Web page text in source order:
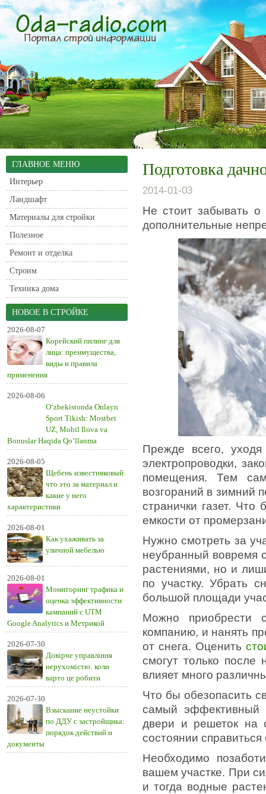
ГЛАВНОЕ МЕНЮ
Интерьер
Ландшафт
Материалы для стройки
Полезное
Ремонт и отделка
Строим
Техника дома
НОВОЕ В СТРОЙКЕ
2026-08-07
Корейский пилинг для
лица: преимущества,
виды и правила
применения
2026-08-06
O‘zbekistonda Onlayn
Sport Tikish: Mostbet
UZ, Mobil Ilova va
Bonuslar Haqida Qo‘llanma
2026-08-05
Щебень известняковый:
что это за материал и
какие у него
характеристики
2026-08-01
Как ухаживать за
уличной мебелью
2026-08-01
Мониторинг трафика и
оценка эффективности
кампаний с UTM
Google Analytics и Метрикой
2026-07-30
Довірче управління
нерухомістю: коли
варто це робити
2026-07-30
Взыскание неустойки
по ДДУ с застройщика:
порядок действий и
документы
Подготовка
2014-01-03
Не стоит забывать о
дополнительные
Прежде всего, уходя
электропроводки,
помещения. Тем
возгораний в зимний
странички газет.
емкости от
Нужно смотреть за
неубранный вовремя
растениями, но и
по участку. Убрать
большой площади
Можно приобрести
компанию, и нанять
от снега. Оценить
смогут только после
влияет много
Что бы обезопасить
самый эффективный
двери и решеток на
состоянии
Необходимо
вашем участке. При
и тогда водные